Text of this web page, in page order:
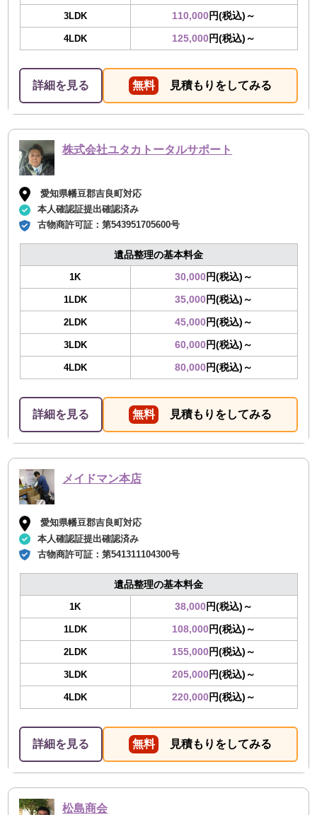
3LDK 110,000円(税込)～
4LDK 125,000円(税込)～
詳細を見る 無料 見積もりをしてみる
株式会社ユタカトータルサポート
愛知県幡豆郡吉良町対応
本人確認証提出確認済み
古物商許可証：第543951705600号
遺品整理の基本料金
1K 30,000円(税込)～
1LDK 35,000円(税込)～
2LDK 45,000円(税込)～
3LDK 60,000円(税込)～
4LDK 80,000円(税込)～
詳細を見る 無料 見積もりをしてみる
メイドマン本店
愛知県幡豆郡吉良町対応
本人確認証提出確認済み
古物商許可証：第541311104300号
遺品整理の基本料金
1K 38,000円(税込)～
1LDK 108,000円(税込)～
2LDK 155,000円(税込)～
3LDK 205,000円(税込)～
4LDK 220,000円(税込)～
詳細を見る 無料 見積もりをしてみる
松島商会